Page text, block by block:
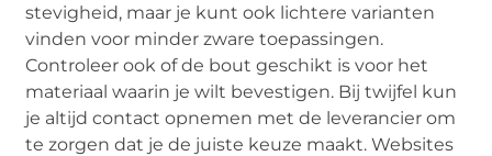
stevigheid, maar je kunt ook lichtere varianten
vinden voor minder zware toepassingen.
Controleer ook of de bout geschikt is voor het
materiaal waarin je wilt bevestigen. Bij twijfel kun
je altijd contact opnemen met de leverancier om
te zorgen dat je de juiste keuze maakt. Websites